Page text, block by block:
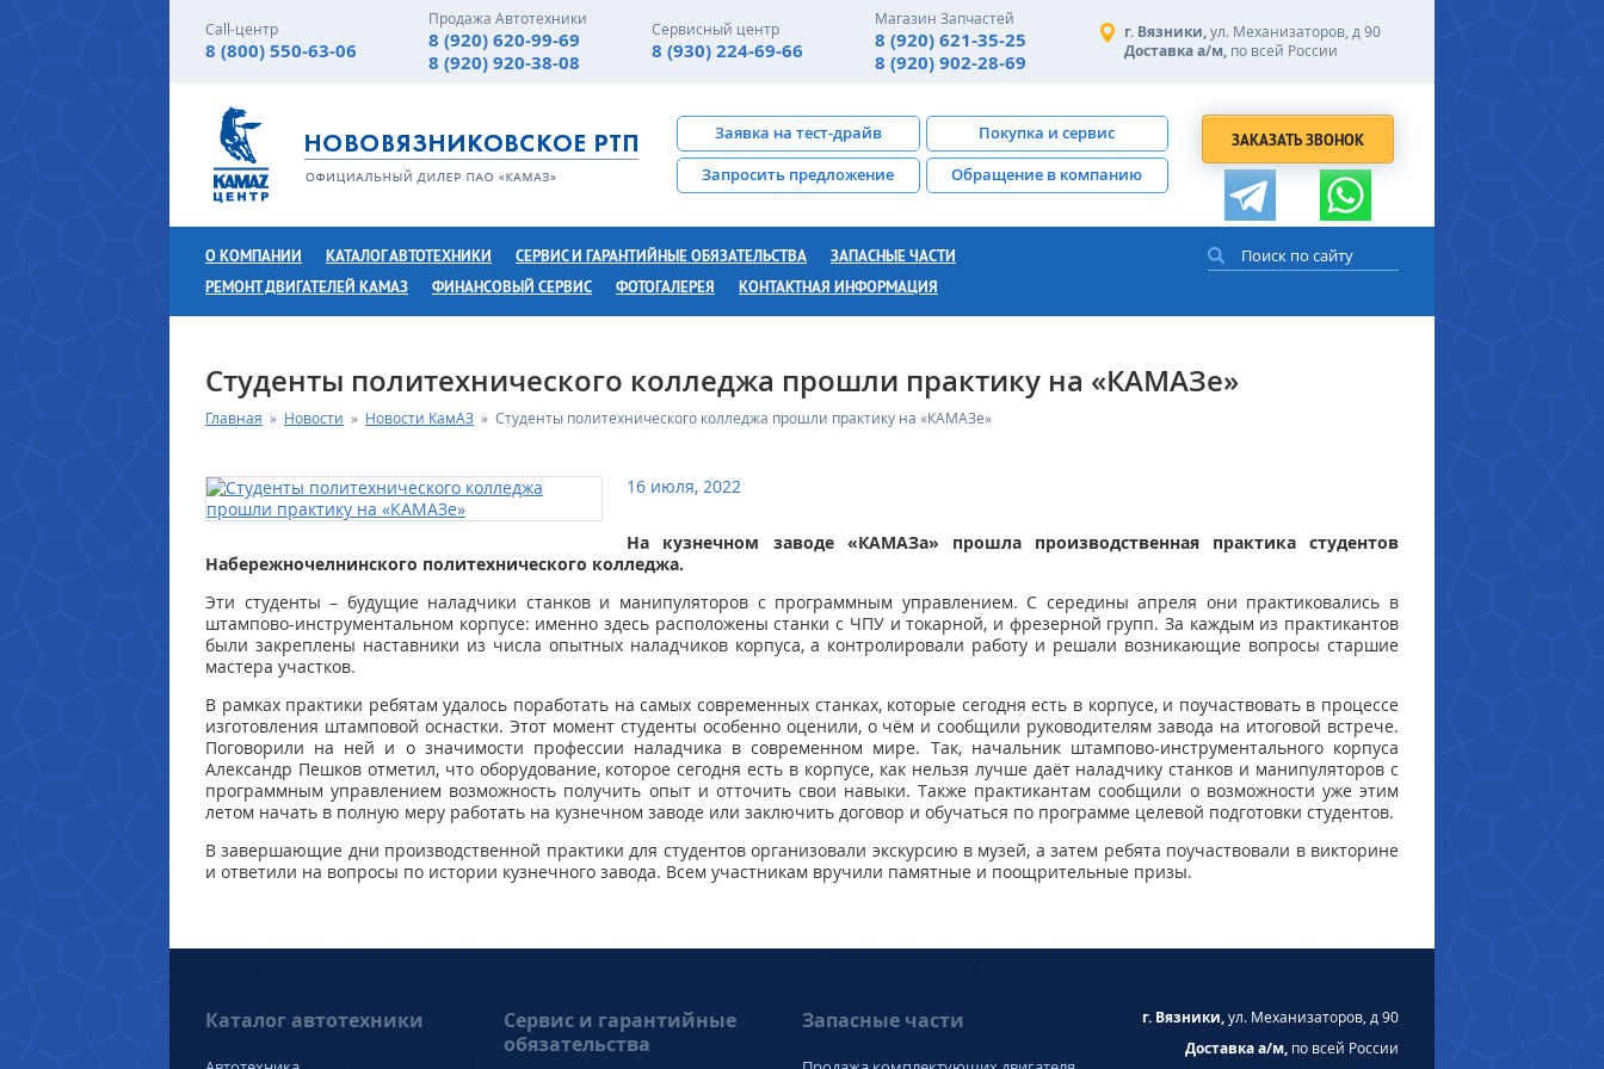
Call-центр
8 (800) 550-63-06
Продажа Автотехники
8 (920) 620-99-69
8 (920) 920-38-08
Сервисный центр
8 (930) 224-69-66
Магазин Запчастей
8 (920) 621-35-25
8 (920) 902-28-69
г. Вязники,ул. Механизаторов, д 90
Доставка а/м, по всей России
ЗАКАЗАТЬ ЗВОНОК
Заявка на тест-драйв
Покупка и сервис
Запросить предложение
Обращение в компанию
О КОМПАНИИ КАТАЛОГ АВТОТЕХНИКИ СЕРВИС И ГАРАНТИЙНЫЕ ОБЯЗАТЕЛЬСТВА
ЗАПАСНЫЕ ЧАСТИ
РЕМОНТ ДВИГАТЕЛЕЙ КАМАЗ
ФИНАНСОВЫЙ СЕРВИС ФОТОГАЛЕРЕЯ КОНТАКТНАЯ ИНФОРМАЦИЯ
Студенты политехнического колледжа прошли практику на «КАМАЗе»
Главная » Новости » Новости КамАЗ » Студенты политехнического колледжа прошли практику на «КАМАЗе»
16 июля, 2022
На кузнечном заводе «КАМАЗа» прошла производственная практика студентов
Набережночелнинского политехнического колледжа.
Эти студенты – будущие наладчики станков и манипуляторов с программным управлением. С середины апреля они практиковались в
штампово-инструментальном корпусе: именно здесь расположены станки с ЧПУ и токарной, и фрезерной групп. За каждым из практикантов
были закреплены наставники из числа опытных наладчиков корпуса, а контролировали работу и решали возникающие вопросы старшие
мастера участков.
В рамках практики ребятам удалось поработать на самых современных станках, которые сегодня есть в корпусе, и поучаствовать в процессе
изготовления штамповой оснастки. Этот момент студенты особенно оценили, о чём и сообщили руководителям завода на итоговой встрече.
Поговорили на ней и о значимости профессии наладчика в современном мире. Так, начальник штампово-инструментального корпуса
Александр Пешков отметил, что оборудование, которое сегодня есть в корпусе, как нельзя лучше даёт наладчику станков и манипуляторов с
программным управлением возможность получить опыт и отточить свои навыки. Также практикантам сообщили о возможности уже этим
летом начать в полную меру работать на кузнечном заводе или заключить договор и обучаться по программе целевой подготовки студентов.
В завершающие дни производственной практики для студентов организовали экскурсию в музей, а затем ребята поучаствовали в викторине
и ответили на вопросы по истории кузнечного завода. Всем участникам вручили памятные и поощрительные призы.
Каталог автотехники
Сервис и гарантийные
обязательства
Запасные части г. Вязники,ул. Механизаторов, д 90
Доставка а/м, по всей России